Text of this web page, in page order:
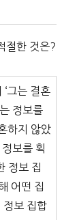
절한 것은?
그는 결혼
정보를
하지 않았
정보를 획
정보 집
어떤 집
정보 집합